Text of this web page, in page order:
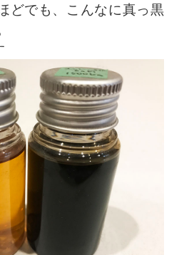
どでも、こんなに真っ黒